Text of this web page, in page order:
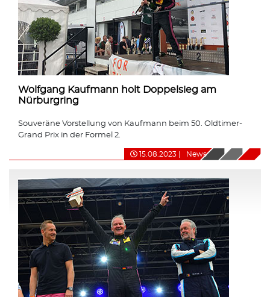
Wolfgang Kaufmann holt Doppelsieg am
Nürburgring
Souveräne Vorstellung von Kaufmann beim 50. Oldtimer-
Grand Prix in der Formel 2.
15.08.2023 News